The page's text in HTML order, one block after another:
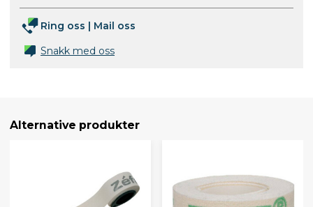
Ring oss | Mail oss
Snakk med oss
Alternative produkter